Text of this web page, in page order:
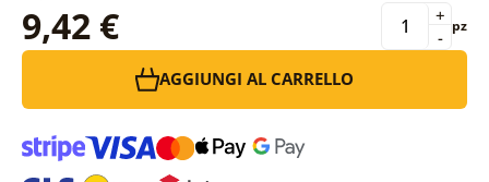
9,42 € -
+ pz
AGGIUNGI AL CARRELLO